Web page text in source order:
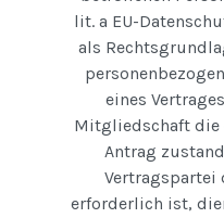
lit. a EU-
als
eines
Mitgliedschaft die
Antrag
Vertragspartei
erforderlich ist,